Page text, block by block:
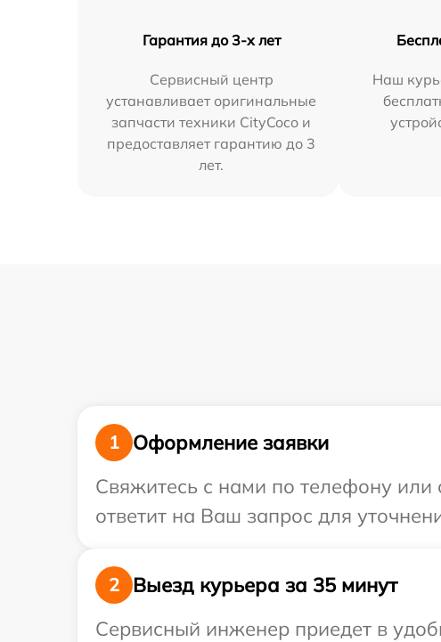
Гарантия до 3-х лет
Сервисный центр
устанавливает оригинальные
запчасти техники CityCoco и
предоставляет гарантию до 3
лет.
Наш
1
Оформление заявки
Свяжитесь с нами по телефону или
ответит на Ваш запрос для
2
Выезд курьера за 35 минут
Сервисный инженер приедет в